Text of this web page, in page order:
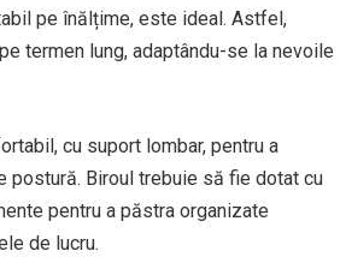
pe înălțime, este ideal. Astfel,
termen lung, adaptându-se la nevoile
cu suport lombar, pentru a
postură. Biroul trebuie să fie dotat cu
pentru a păstra organizate
de lucru.